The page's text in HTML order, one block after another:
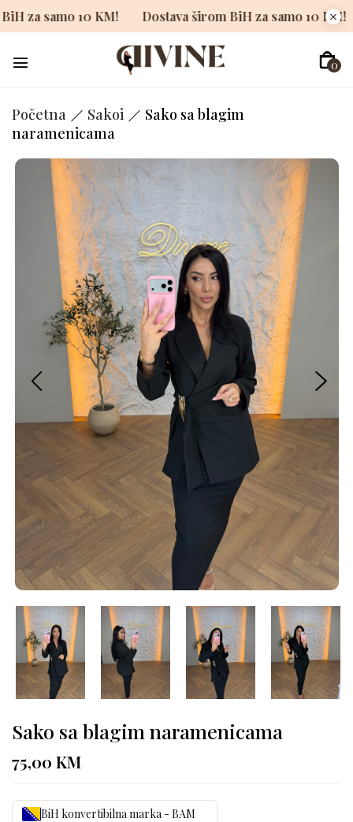
BiH za samo 10 KM! Dostava širom BiH za samo
0
Početna Sakoi
Sako sa blagim
naramenicama
Sako sa blagim naramenicama
75,00 KM
BiH konvertibilna marka - BAM